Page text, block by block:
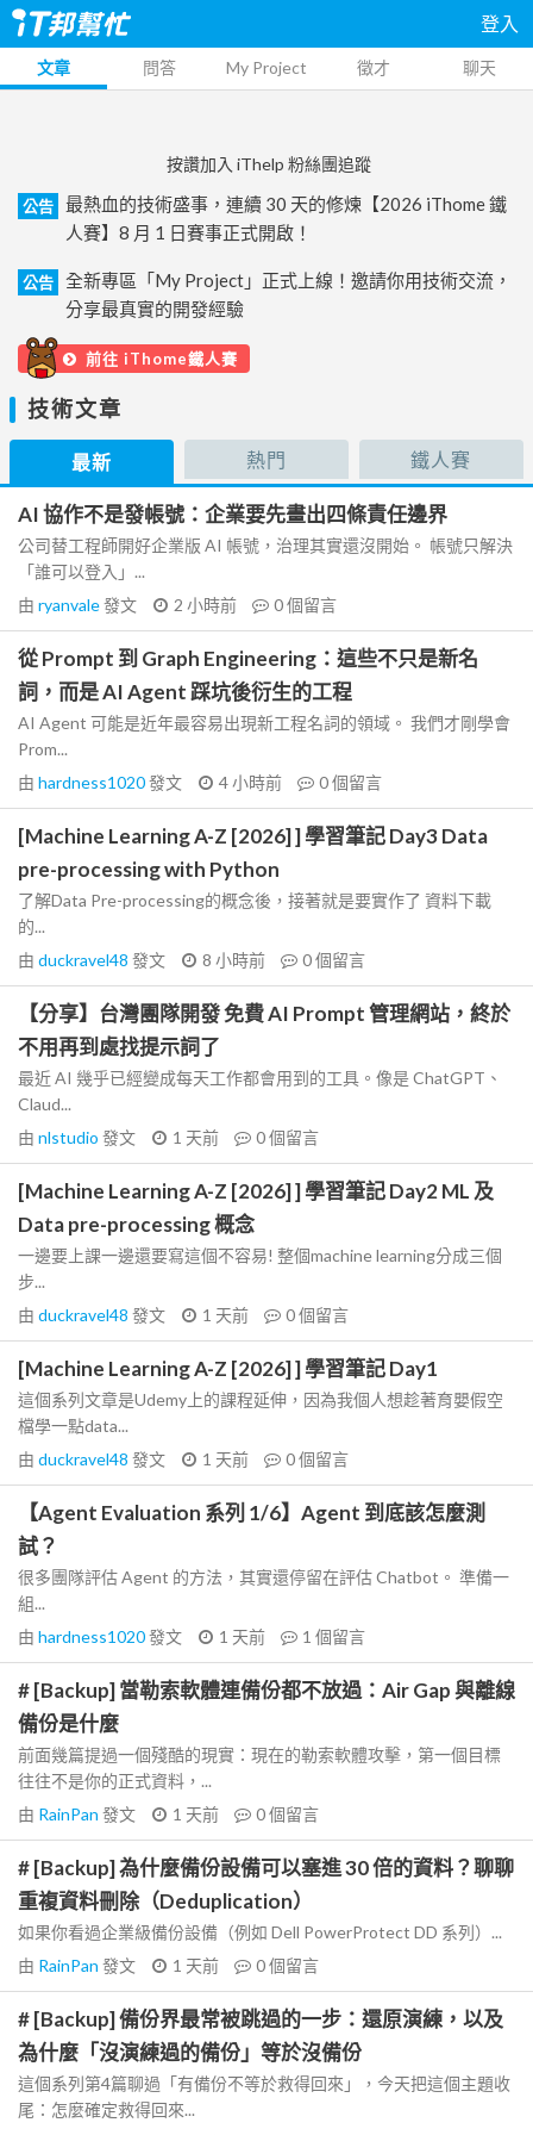
登入
文章 問答 My Project 徵才 聊天
按讚加入 iThelp 粉絲團追蹤
公告
最熱血的技術盛事，連續 30 天的修煉【2026 iThome 鐵
人賽】8 月 1 日賽事正式開啟！
公告
全新專區「My Project」正式上線！邀請你用技術交流，
分享最真實的開發經驗
前往 iThome鐵人賽
技術文章
最新 熱門 鐵人賽
AI 協作不是發帳號：企業要先畫出四條責任邊界
公司替工程師開好企業版 AI 帳號，治理其實還沒開始。 帳號只解決
「誰可以登入」...
由 ryanvale發文 2 小時前 0個留言
從 Prompt 到 Graph Engineering：這些不只是新名
詞，而是 AI Agent 踩坑後衍生的工程
AI Agent 可能是近年最容易出現新工程名詞的領域。 我們才剛學會
Prom...
由 hardness1020發文 4 小時前 0個留言
[Machine Learning A-Z [2026] ] 學習筆記 Day3 Data
pre-processing with Python
了解Data Pre-processing的概念後，接著就是要實作了 資料下載
的...
由 duckravel48 發文 8 小時前 0個留言
【分享】台灣團隊開發 免費 AI Prompt 管理網站，終於
不用再到處找提示詞了
最近 AI 幾乎已經變成每天工作都會用到的工具。像是 ChatGPT、
Claud...
由 nlstudio 發文 1 天前 0個留言
[Machine Learning A-Z [2026] ] 學習筆記 Day2 ML 及
Data pre-processing 概念
一邊要上課一邊還要寫這個不容易! 整個machine learning分成三個
步...
由 duckravel48 發文 1 天前 0個留言
[Machine Learning A-Z [2026] ] 學習筆記 Day1
這個系列文章是Udemy上的課程延伸，因為我個人想趁著育嬰假空
檔學一點data...
由 duckravel48 發文 1 天前 0個留言
【Agent Evaluation 系列 1/6】Agent 到底該怎麼測
試？
很多團隊評估 Agent 的方法，其實還停留在評估 Chatbot。 準備一
組...
由 hardness1020發文 1 天前 1 個留言
# [Backup] 當勒索軟體連備份都不放過：Air Gap 與離線
備份是什麼
前面幾篇提過一個殘酷的現實：現在的勒索軟體攻擊，第一個目標
往往不是你的正式資料，...
由 RainPan 發文 1 天前 0個留言
# [Backup] 為什麼備份設備可以塞進 30 倍的資料？聊聊
重複資料刪除（Deduplication）
如果你看過企業級備份設備（例如 Dell PowerProtect DD 系列）...
由 RainPan 發文 1 天前 0個留言
# [Backup] 備份界最常被跳過的一步：還原演練，以及
為什麼「沒演練過的備份」等於沒備份
這個系列第4篇聊過「有備份不等於救得回來」，今天把這個主題收
尾：怎麼確定救得回來...